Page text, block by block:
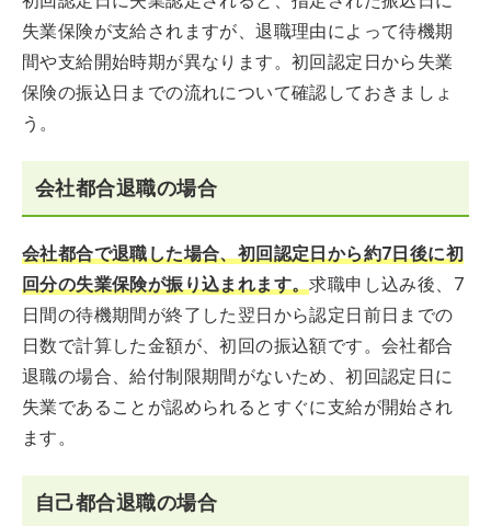
失業保険が支給されますが、退職理由によって待機期
間や支給開始時期が異なります。初回認定日から失業
保険の振込日までの流れについて確認しておきましょ
う。
会社都合退職の場合
会社都合で退職した場合、初回認定日から約7日後に初
回分の失業保険が振り込まれます。求職申し込み後、7
日間の待機期間が終了した翌日から認定日前日までの
日数で計算した金額が、初回の振込額です。会社都合
退職の場合、給付制限期間がないため、初回認定日に
失業であることが認められるとすぐに支給が開始され
ます。
自己都合退職の場合